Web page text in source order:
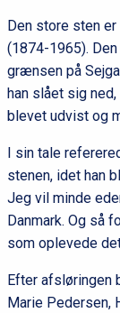
Den store sten
(1874-1965).
grænsen på
han slået sig
blevet udvist og
I sin tale
stenen, idet han
Jeg vil minde
Danmark. Og så
som oplevede
Efter afsløringen
Marie Pedersen,